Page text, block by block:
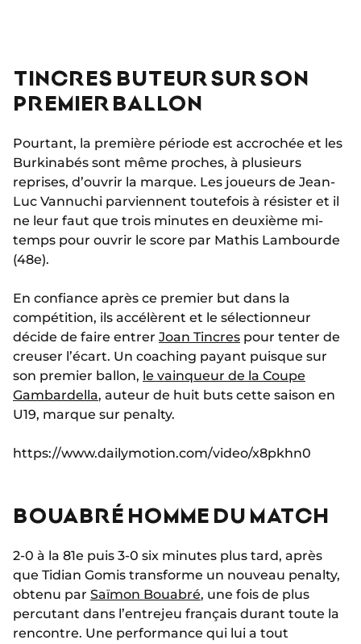
TINCRES BUTEUR SUR SON
PREMIER BALLON
Pourtant, la première période est accrochée et les
Burkinabés sont même proches, à plusieurs
reprises, d’ouvrir la marque. Les joueurs de Jean-
Luc Vannuchi parviennent toutefois à résister et il
ne leur faut que trois minutes en deuxième mi-
temps pour ouvrir le score par Mathis Lambourde
(48e).
En confiance après ce premier but dans la
compétition, ils accélèrent et le sélectionneur
décide de faire entrer Joan Tincres pour tenter de
creuser l’écart. Un coaching payant puisque sur
son premier ballon, le vainqueur de la Coupe
Gambardella, auteur de huit buts cette saison en
U19, marque sur penalty.
https://www.dailymotion.com/video/x8pkhn0
BOUABRÉ HOMME DU MATCH
2-0 à la 81e puis 3-0 six minutes plus tard, après
que Tidian Gomis transforme un nouveau penalty,
obtenu par Saïmon Bouabré, une fois de plus
percutant dans l’entrejeu français durant toute la
rencontre. Une performance qui lui a tout